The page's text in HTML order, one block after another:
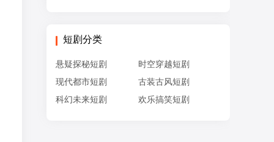
短剧分类
悬疑探秘短剧
时空穿越短剧
现代都市短剧
古装古风短剧
科幻未来短剧
欢乐搞笑短剧